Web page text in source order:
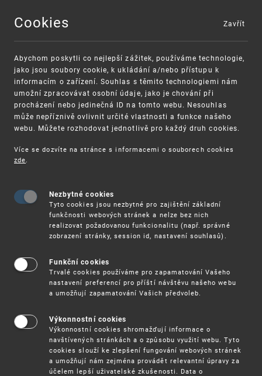
MENU
VAROVÁNÍ
Finanční podpora
Vynálezy / Patenty
Užitnévzory
Ochrannéznámky
Cookies
Abychom poskytli co nejlepší zážitek, používáme technologie,
jako jsou soubory cookie, k ukládání a/nebo přístupu k
informacím o zařízení. Souhlas s těmito technologiemi nám
umožní zpracovávat osobní údaje, jako je chování při
procházení nebo jedinečná ID na tomto webu. Nesouhlas
může nepříznivě ovlivnit určité vlastnosti a funkce našeho
webu. Můžete rozhodovat jednotlivě pro každý druh cookies.
Více se dozvíte na stránce s informacemi o souborech cookies
zde.
Nezbytné cookies
Tyto cookies jsou nezbytné pro zajištění základní
funkčnosti webových stránek a nelze bez nich
realizovat požadovanou funkcionalitu (např. správné
zobrazení stránky, session id, nastavení souhlasů).
Funkční cookies
Trvalé cookies používáme pro zapamatování Vašeho
nastavení preferencí pro příští návštěvu našeho webu
a umožňují zapamatování Vašich předvoleb.
Výkonnostní cookies
Výkonnostní cookies shromažďují informace o
navštívených stránkách a o způsobu využití webu. Tyto
cookies slouží ke zlepšení fungování webových stránek
a umožňují nám zejména provádět relevantní úpravy za
účelem lepší uživatelské zkušenosti. Data o
Zavřít